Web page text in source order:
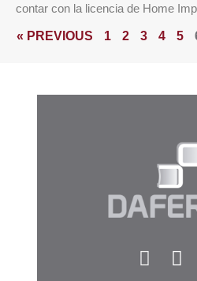
contar con la licencia de Home
« PREVIOUS 1 2 3 4 5